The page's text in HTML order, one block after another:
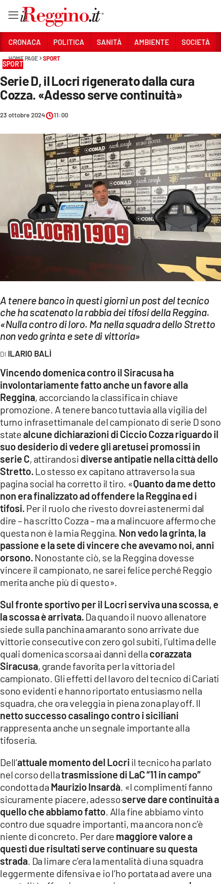
Sezioni
CRONACA
AMBIENTE
ECONOMIA E LAVORO
EVENTI
Streaming
LAC TV
LAC NETWORK
LAC ONAIR
LaC
Network
LACPLAY.IT
LACTV.IT
LACONAIR.IT
LACITYMAG.IT
ILREGGINO.IT
COSENZACHANNEL.IT
ILVIBONESE.IT
CATANZAROCHANNEL.IT
LACAPITALENEWS.IT
ANDROID
APPLE
CRONACA POLITICA SANITÀ AMBIENTE SOCIETÀ
HOME PAGE SPORT
SPORT
Serie D, il Locri rigenerato dalla cura
Cozza. «Adesso serve continuità»
23 ottobre 2024 11:00
A tenere banco in questi giorni un post del tecnico
che ha scatenato la rabbia dei tifosi della Reggina.
«Nulla contro di loro. Ma nella squadra dello Stretto
non vedo grinta e sete di vittoria»
ILARIO BALÌ
Vincendo domenica contro il Siracusa ha
involontariamente fatto anche un favore alla
Reggina, accorciando la classifica in chiave
promozione. A tenere banco tuttavia alla vigilia del
turno infrasettimanale del campionato di serie D sono
statealcune dichiarazioni di Ciccio Cozza riguardo il
suo desiderio di vedere gli aretusei promossi in
serie C, attirandosi diverse antipatie nella città dello
Stretto. Lo stesso ex capitano attraverso la sua
pagina social ha corretto il tiro. «Quanto da me detto
non era finalizzato ad offendere la Reggina ed i
tifosi. Per il ruolo che rivesto dovrei astenermi dal
dire – ha scritto Cozza – ma a malincuore affermo che
questa non è la mia Reggina. Non vedo la grinta, la
passione e la sete di vincere che avevamo noi, anni
orsono. Nonostante ciò, se la Reggina dovesse
vincere il campionato, ne sarei felice perché Reggio
merita anche più di questo».
Sul fronte sportivo per il Locri serviva una scossa, e
la scossa è arrivata. Da quando il nuovo allenatore
siede sulla panchina amaranto sono arrivate due
vittorie consecutive con zero gol subiti, l’ultima delle
quali domenica scorsa ai danni della corazzata
Siracusa, grande favorita per la vittoria del
campionato. Gli effetti del lavoro del tecnico di Cariati
sono evidenti e hanno riportato entusiasmo nella
squadra, che ora veleggia in piena zona play off. Il
netto successo casalingo contro i siciliani
rappresenta anche un segnale importante alla
tifoseria.
Dell’attuale momento del Locri il tecnico ha parlato
nel corso dellatrasmissione di LaC “11 in campo”
condotta da Maurizio Insardà. «I complimenti fanno
sicuramente piacere, adessoserve dare continuità a
quello che abbiamo fatto . Alla fine abbiamo vinto
contro due squadre importanti, ma ancora non c’è
niente di concreto. Per dare maggiore valore a
questi due risultati serve continuare su questa
strada . Da limare c’era la mentalità di una squadra
leggermente difensiva e io l’ho portata ad avere una